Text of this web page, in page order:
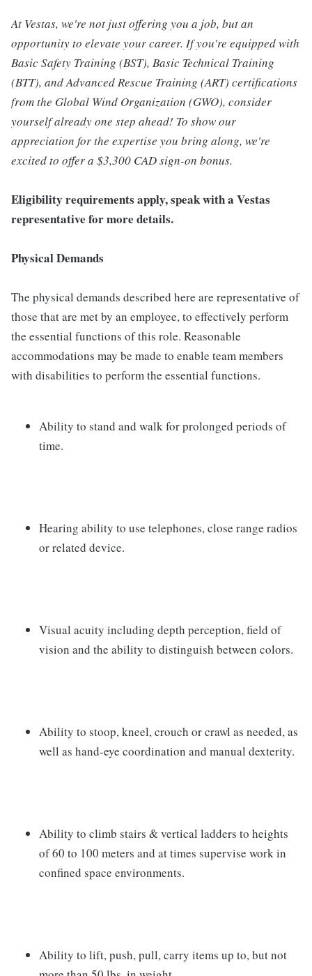
At Vestas, we're not just offering you a job, but an
opportunity to elevate your career. If you're equipped with
Basic Safety Training (BST), Basic Technical Training
(BTT), and Advanced Rescue Training (ART) certifications
from the Global Wind Organization (GWO), consider
yourself already one step ahead! To show our
appreciation for the expertise you bring along, we're
excited to offer a $3,300 CAD sign-on bonus.
Eligibility requirements apply, speak with a Vestas
representative for more details.
Physical Demands
The physical demands described here are representative of
those that are met by an employee, to effectively perform
the essential functions of this role. Reasonable
accommodations may be made to enable team members
with disabilities to perform the essential functions.
Ability to stand and walk for prolonged periods of
time.
Hearing ability to use telephones, close range radios
or related device.
Visual acuity including depth perception, field of
vision and the ability to distinguish between colors.
Ability to stoop, kneel, crouch or crawl as needed, as
well as hand-eye coordination and manual dexterity.
Ability to climb stairs & vertical ladders to heights
of 60 to 100 meters and at times supervise work in
confined space environments.
Ability to lift, push, pull, carry items up to, but not